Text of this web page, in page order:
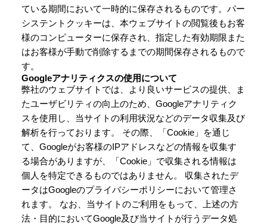
ている期間において一時的に保存されるものです。パー
システントクッキーは、本ウェブサイトの閲覧後もお客
様のコンピューターに保存され、指定した有効期限また
はお客様が手動で削除するまでの期間保存されるもので
す。
Googleアナリティクスの使用について
弊社のウェブサイトでは、より良いサービスの提供、ま
たユーザビリティの向上のため、Googleアナリティク
スを使用し、当サイトの利用状況などのデータ収集及び
解析を行っております。 その際、「Cookie」を通じ
て、Googleがお客様のIPアドレスなどの情報を収集す
る場合がありますが、「Cookie」で収集される情報は
個人を特定できるものではありません。 収集されたデ
ータはGoogleのプライバシーポリシーにおいて管理さ
れます。 なお、当サイトのご利用をもって、上述の方
法・目的においてGoogle及び当サイトが行うデータ処